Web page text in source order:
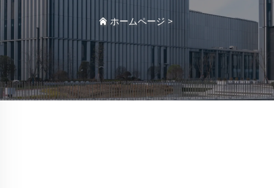
ホームページ >